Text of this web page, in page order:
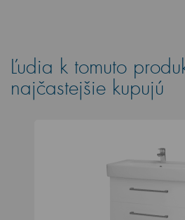
Ľudia k tomuto
najčastejšie kupujú